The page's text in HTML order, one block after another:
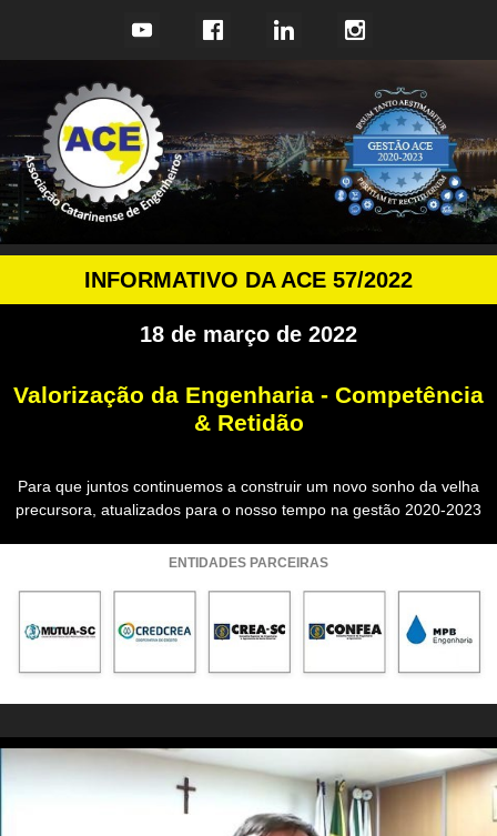
INFORMATIVO DA ACE 57/2022
18 de março de 2022
Valorização da Engenharia - Competência
& Retidão
Para que juntos continuemos a construir um novo sonho da velha
precursora, atualizados para o nosso tempo na gestão 2020-2023
ENTIDADES PARCEIRAS